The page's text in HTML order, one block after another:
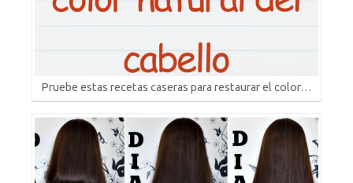
Pruebe estas recetas caseras para restaurar el color…